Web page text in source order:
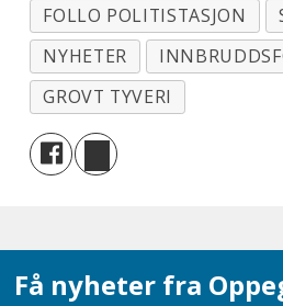
FOLLO POLITISTASJON
NYHETER
GROVT TYVERI
Få nyheter fra